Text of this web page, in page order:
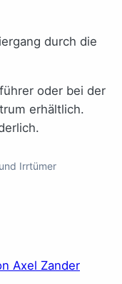
durch die
oder bei der
erhältlich.
Irrtümer